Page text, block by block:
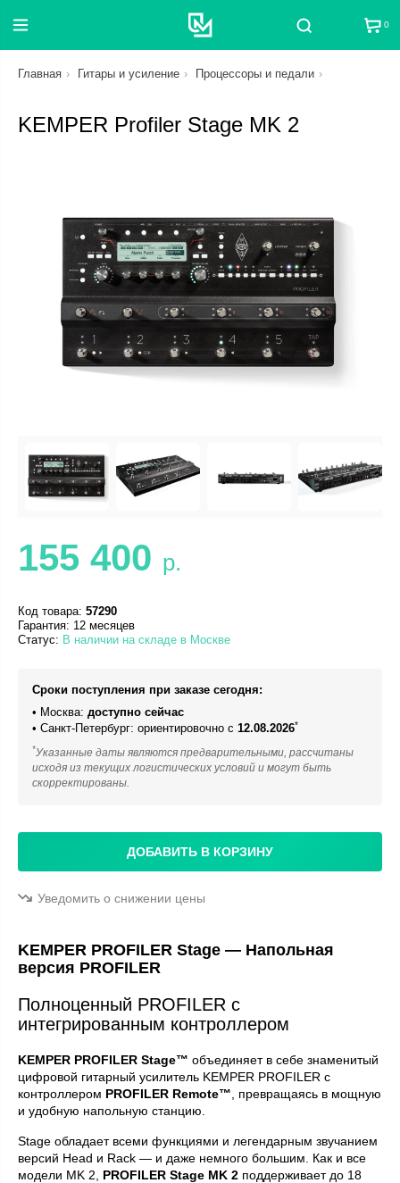
Поиск 0
Главная Гитары и усиление Процессоры и педали
KEMPER Profiler Stage MK 2
155 400 р.
Код товара: 57290
Гарантия: 12 месяцев
Статус: В наличии на складе в Москве
Сроки поступления при заказе сегодня:
• Москва: доступно сейчас
• Санкт-Петербург: ориентировочно с 12.08.2026*
*Указанные даты являются предварительными, рассчитаны
исходя из текущих логистических условий и могут быть
скорректированы.
ДОБАВИТЬ В КОРЗИНУ
Уведомить о снижении цены
KEMPER PROFILER Stage — Напольная
версия PROFILER
Полноценный PROFILER с
интегрированным контроллером
KEMPER PROFILER Stage™ объединяет в себе знаменитый
цифровой гитарный усилитель KEMPER PROFILER с
контроллером PROFILER Remote™ , превращаясь в мощную
и удобную напольную станцию.
Stage обладает всеми функциями и легендарным звучанием
версий Head и Rack — и даже немного большим. Как и все
модели MK 2, PROFILER Stage MK 2 поддерживает до 18